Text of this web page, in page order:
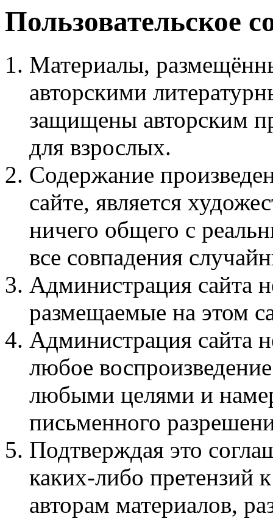
Пользовательское
Материалы,
авторскими
защищены авторским
для взрослых.
Содержание
сайте, является
ничего общего с
все совпадения
Администрация сайта
размещаемые на этом
Администрация сайта
любое
любыми целями и
письменного
Подтверждая это
каких-либо претензий
авторам материалов,